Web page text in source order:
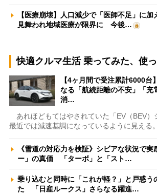
【医療崩壊】人口減少で「医師不足」に
見舞われ地域医療が限界に 今後…
快適クルマ生活 乗ってみた、使
【4ヶ月間で受注累計6000台
なる「航続距離の不安」「充
消…
あれほどもてはやされていた「EV（BEV）
最近では減速基調になっているように見える
《雪道の対応力を検証》シビアな状況で実
ー」の真価 「ターボ」と「スト…
乗り込むと同時に「これが軽？」と戸惑う
た 「日産ルークス」さらなる躍進…